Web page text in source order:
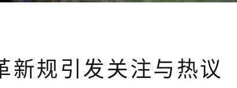
新规引发关注与热议